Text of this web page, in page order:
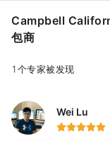
Campbell
包商
1个专家被发现
Wei Lu